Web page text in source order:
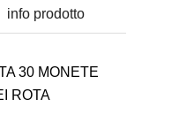
info prodotto
30 MONETE
ROTA